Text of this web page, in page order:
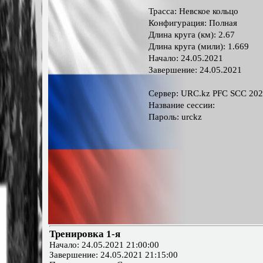
Трасса: Невское кольцо
Конфигурация: Полная
Длина круга (км): 2.67
Длина круга (мили): 1.669
Начало: 24.05.2021
Завершение: 24.05.2021
Сервер: URC.kz PFC SCC
Название сессии:
Пароль: urckz
Тренировка 1-я
Начало: 24.05.2021 21:00:00
Завершение: 24.05.2021 21:15:00